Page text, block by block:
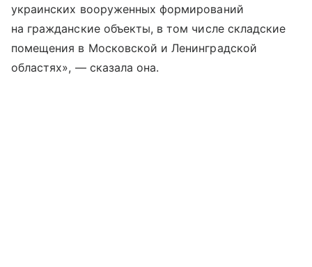
украинских вооруженных формирований
на гражданские объекты, в том числе складские
помещения в Московской и Ленинградской
областях», — сказала она.